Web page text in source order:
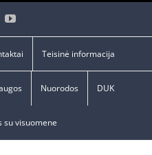
YouTube
Teisinė informacija
Nuorodos DUK
su visuomene